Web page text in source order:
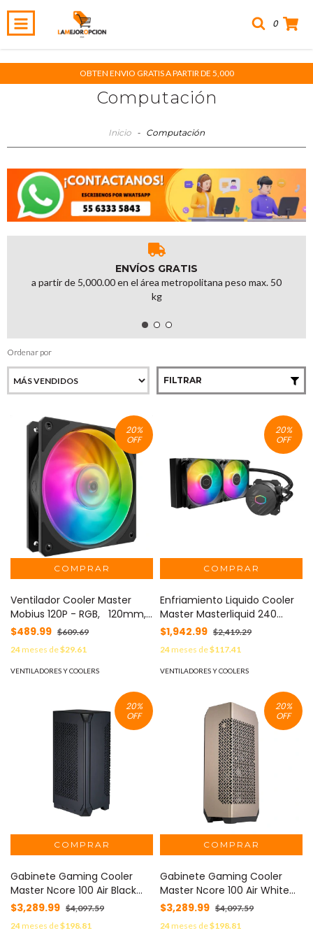
0
OBTEN ENVIO GRATIS A PARTIR DE 5,000
Computación
Inicio - Computación
ENVÍOS GRATIS
a partir de 5,000.00 en el área metropolitana peso max. 50
kg
Ordenar por
FILTRAR
20%
OFF
Ventilador Cooler Master
Mobius 120P - RGB, 120mm,
2400RPM (MFZ-M2DN-
$489.99 $609.69
24meses de$29.61
VENTILADORES Y COOLERS
20%
OFF
Enfriamiento Liquido Cooler
Master Masterliquid 240
Core II ARGB(MLW-D24M-
A18PA-R1) - ARGB Socket Intel
LGA
1851/1700/1200/1151/1150/1155/
$1,942.99 $2,419.29
24meses de$117.41
VENTILADORES Y COOLERS
20%
OFF
Gabinete Gaming Cooler
Master Ncore 100 Air Black
(NR100-KNNN-S00) -
$3,289.99 $4,097.59
24meses de$198.81
20%
OFF
Gabinete Gaming Cooler
Master Ncore 100 Air White
(NR100-WNNN-S00) -
$3,289.99 $4,097.59
24meses de$198.81